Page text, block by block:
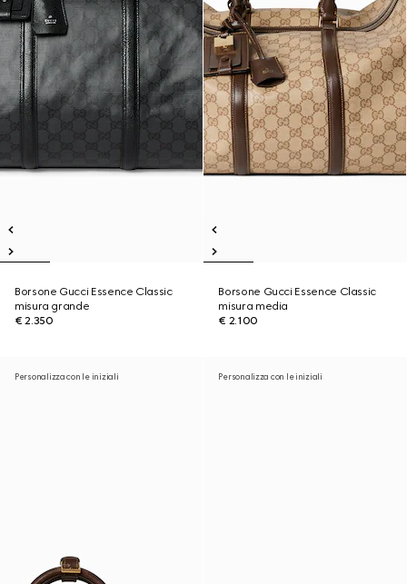
Borsone Gucci Essence Classic
misura grande
€ 2.350
Borsone Gucci Essence Classic
misura media
€ 2.100
Personalizza con le iniziali Personalizza con le iniziali